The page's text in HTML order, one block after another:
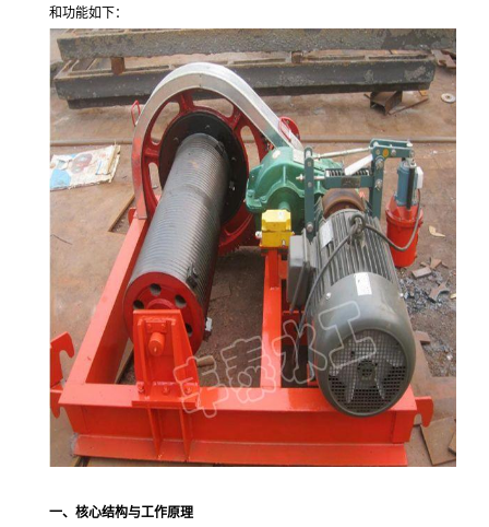
和功能如下：
一、核心结构与工作原理